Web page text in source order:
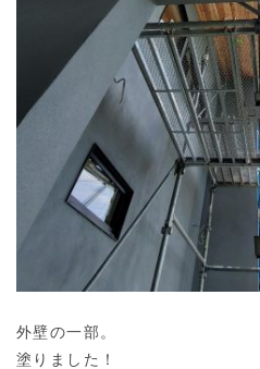
外壁の一部。
塗りました！